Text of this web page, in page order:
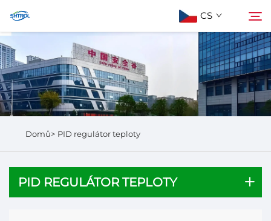
CS
Informace o nás
Produkty
Hledat
Domů> PID regulátor teploty
PID REGULÁTOR TEPLOTY